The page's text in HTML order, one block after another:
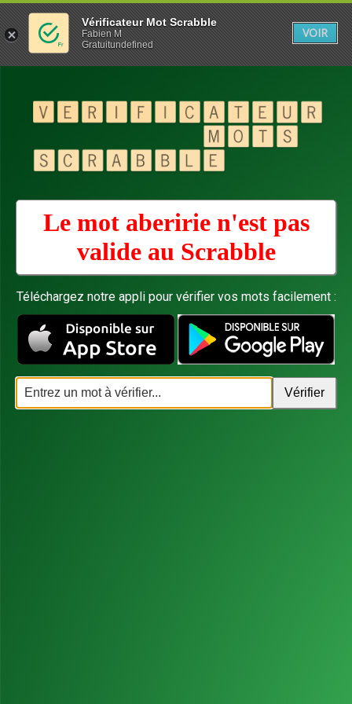
Le mot aberirie n'est pas
valide au Scrabble
Téléchargez notre appli pour vérifier vos mots facilement :
Vérificateur Mot Scrabble
Fabien M
Gratuitundefined
VOIR